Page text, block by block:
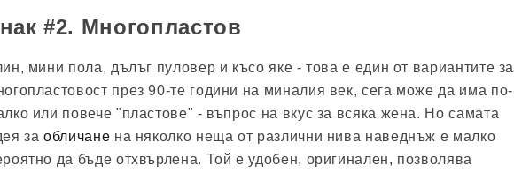
#2. Многопластов
мини пола, дълъг пуловер и късо яке - това е един от вариантите за
през 90-те години на миналия век, сега може да има по-
или повече "пластове" - въпрос на вкус за всяка жена. Но самата
заобличане на няколко неща от различни нива наведнъж е малко
да бъде отхвърлена. Той е удобен, оригинален, позволява